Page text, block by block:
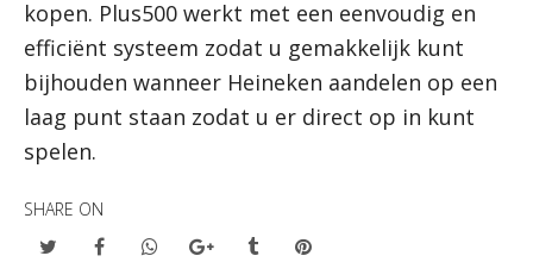
kopen. Plus500 werkt met een eenvoudig en
efficiënt systeem zodat u gemakkelijk kunt
bijhouden wanneer Heineken aandelen op een
laag punt staan zodat u er direct op in kunt
spelen.
SHARE ON